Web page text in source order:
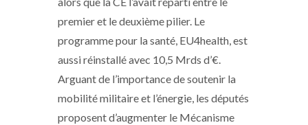
premier et le deuxième pilier. Le
programme pour la santé, EU4health, est
aussi réinstallé avec 10,5 Mrds d’€.
Arguant de l’importance de soutenir la
mobilité militaire et l’énergie, les députés
proposent d’augmenter le Mécanisme